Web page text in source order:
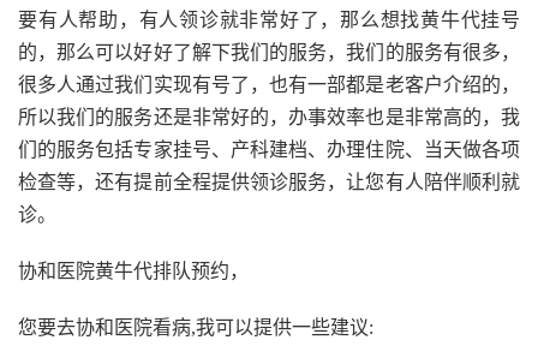
要有人帮助，有人领诊就非常好了，那么想找黄牛代挂号
的，那么可以好好了解下我们的服务，我们的服务有很多，
很多人通过我们实现有号了，也有一部都是老客户介绍的，
所以我们的服务还是非常好的，办事效率也是非常高的，我
们的服务包括专家挂号、产科建档、办理住院、当天做各项
检查等，还有提前全程提供领诊服务，让您有人陪伴顺利就
诊。
协和医院黄牛代排队预约，
您要去协和医院看病,我可以提供一些建议: